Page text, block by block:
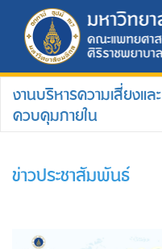
งานบริหารความเสี่ยงและ
ควบคุมภายใน
ข่าวประชาสัมพันธ์